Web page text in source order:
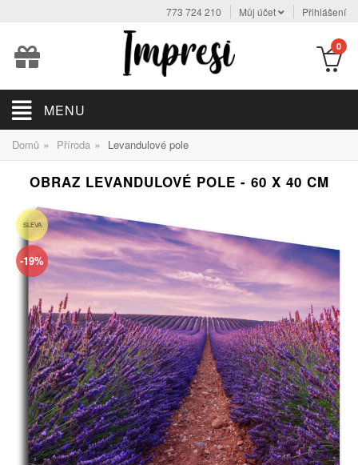
773 724 210 Můj účet Přihlášení
0
MENU
Domů » Příroda » Levandulové pole
OBRAZ LEVANDULOVÉ POLE - 60 X 40 CM
SLEVA
-19%